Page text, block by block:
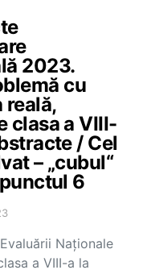
2023.
cu
reală,
clasa a VIII-
/ Cel
– „cubul“
6
Naționale
a VIII-a la